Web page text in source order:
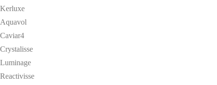
Kerluxe
Aquavol
Caviar4
Crystalisse
Luminage
Reactivisse